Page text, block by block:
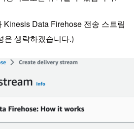
Kinesis Data Firehose 전송 스트림
은 생략하겠습니다.)